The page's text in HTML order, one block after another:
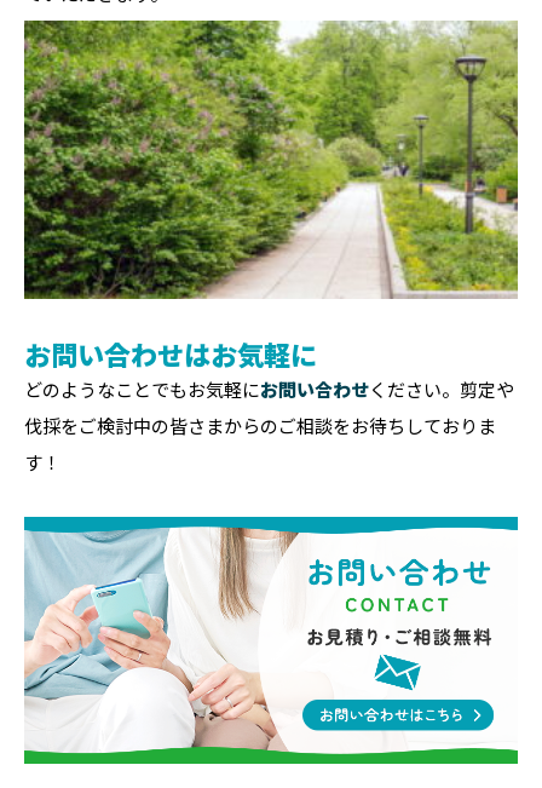
お問い合わせはお気軽に
どのようなことでもお気軽にお問い合わせください。剪定や
伐採をご検討中の皆さまからのご相談をお待ちしておりま
す！